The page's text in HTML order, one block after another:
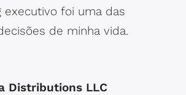
executivo foi uma das
de minha vida.
Distributions LLC